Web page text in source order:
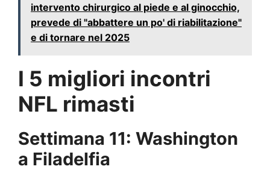
intervento chirurgico al piede e al ginocchio,
prevede di "abbattere un po' di riabilitazione"
e di tornare nel 2025
I 5 migliori incontri
NFL rimasti
Settimana 11: Washington
a Filadelfia